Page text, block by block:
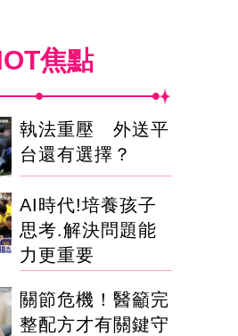
焦點
執法重壓 外送平
台還有選擇？
AI時代!培養孩子
思考.解決問題能
力更重要
關節危機！醫籲完
整配方才有關鍵守